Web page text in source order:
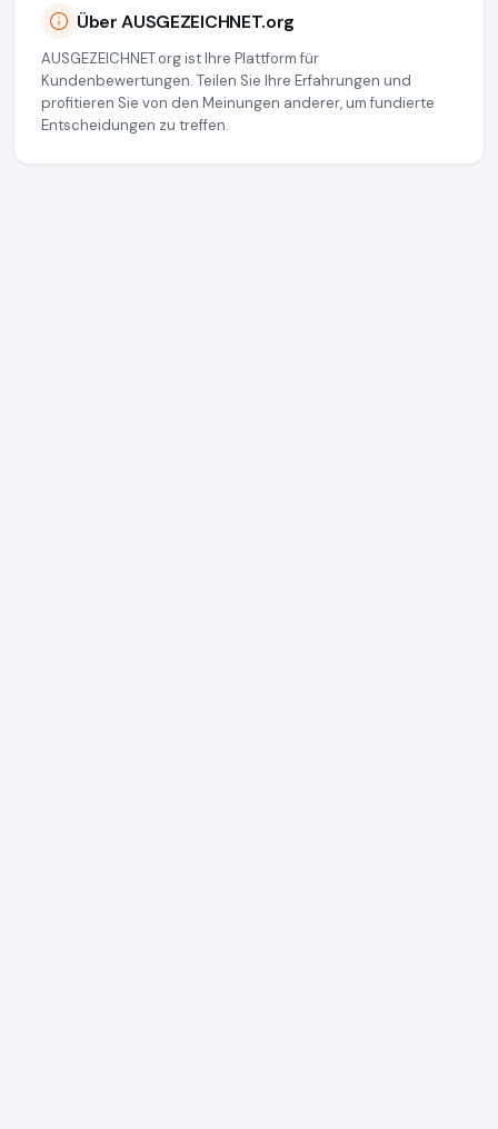
Über AUSGEZEICHNET.org
AUSGEZEICHNET.org ist Ihre Plattform für
Kundenbewertungen. Teilen Sie Ihre Erfahrungen und
profitieren Sie von den Meinungen anderer, um fundierte
Entscheidungen zu treffen.